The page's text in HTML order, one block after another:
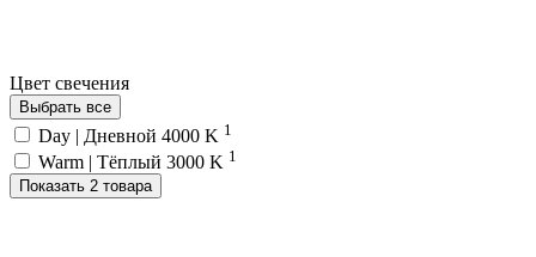
Цвет свечения
Выбрать все
Day | Дневной 4000 K 1
Warm | Тёплый 3000 K 1
Показать 2 товара